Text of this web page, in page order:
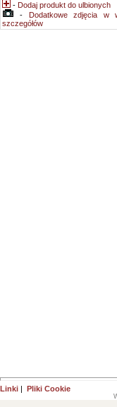
- Dodaj produkt do ulbionych
- Dodatkowe zdjęcia w
szczegółów
Linki | Pliki Cookie